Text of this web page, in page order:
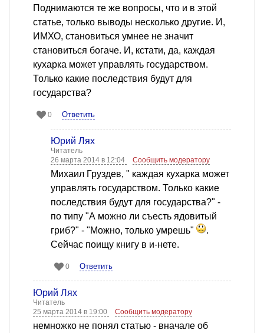
Поднимаются те же вопросы, что и в этой
статье, только выводы несколько другие. И,
ИМХО, становиться умнее не значит
становиться богаче. И, кстати, да, каждая
кухарка может управлять государством.
Только какие последствия будут для
государства?
0 Ответить
Юрий Лях
Читатель
26 марта 2014 в 12:04
Сообщить модератору
Михаил Груздев, " каждая кухарка может
управлять государством. Только какие
последствия будут для государства?" -
по типу "А можно ли съесть ядовитый
гриб?" - "Можно, только умрешь"
.
Сейчас поищу книгу в и-нете.
0 Ответить
Юрий Лях
Читатель
25 марта 2014 в 19:00
Сообщить модератору
немножко не понял статью - вначале об